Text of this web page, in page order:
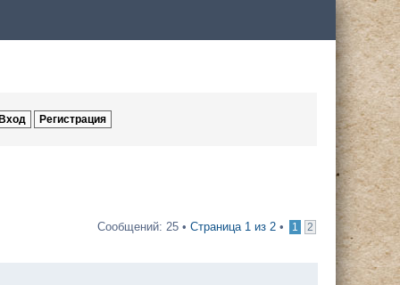
Сообщений: 25 • Страница 1 из 2 • 1 2